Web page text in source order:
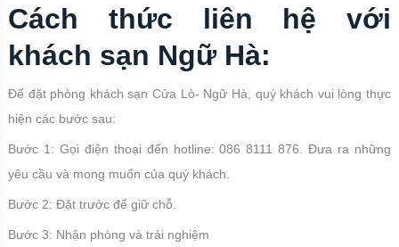
Cách thức liên hệ với
khách sạn Ngữ Hà:
Để đặt phòng khách sạn Cửa Lò- Ngữ Hà, quý khách vui lòng thực
hiện các bước sau:
Bước 1: Gọi điện thoại đến hotline: 086 8111 876. Đưa ra những
yêu cầu và mong muốn của quý khách.
Bước 2: Đặt trước để giữ chỗ.
Bước 3: Nhận phòng và trải nghiệm